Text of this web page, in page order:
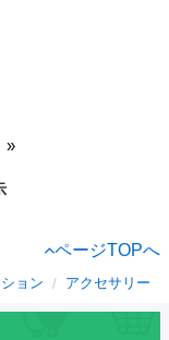
ページTOPへ
ョン アクセサリー